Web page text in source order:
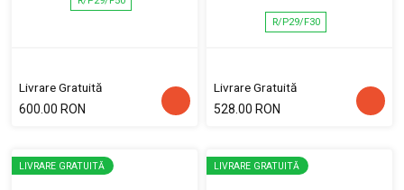
Livrare Gratuită
600.00 RON
R/P29/F30
Livrare Gratuită
528.00 RON
LIVRARE GRATUITĂ LIVRARE GRATUITĂ